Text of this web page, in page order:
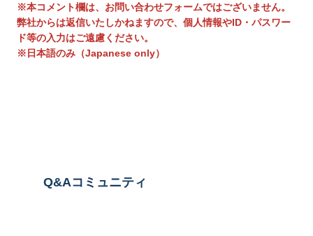
※本コメント欄は、お問い合わせフォームではございません。
弊社からは返信いたしかねますので、個人情報やID・パスワー
ド等の入力はご遠慮ください。
※日本語のみ（Japanese only）
Q&Aコミュニティ